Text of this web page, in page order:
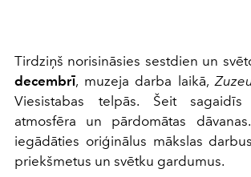
Tirdziņš norisināsies sestdien un
decembrī, muzeja darba laikā,
Viesistabas telpās. Šeit
atmosfēra un pārdomātas
iegādāties oriģinālus mākslas
priekšmetus un svētku gardumus.